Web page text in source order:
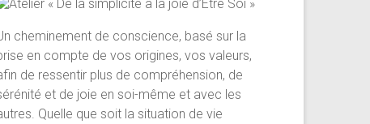
cheminement de conscience, basé sur la
en compte de vos origines, vos valeurs,
de ressentir plus de compréhension, de
et de joie en soi-même et avec les
Quelle que soit la situation de vie